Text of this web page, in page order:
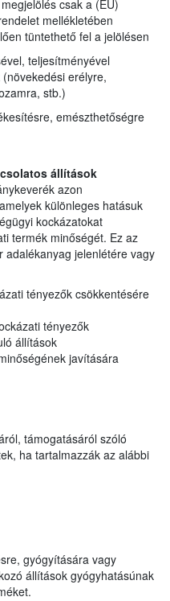
csak a (EU)
mellékletében
tüntethető fel a jelölésen
teljesítményével
erélyre,
stb.)
emészthetőségre
állítások
azon
különleges hatásuk
kockázatokat
termék minőségét. Ez az
jelenlétére vagy
tényezők csökkentésére
tényezők
állítások
javítására
támogatásáról szóló
ha tartalmazzák az alábbi
gyógyítására vagy
állítások gyógyhatásúnak